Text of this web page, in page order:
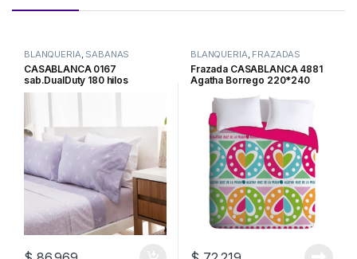
BLANQUERIA, SABANAS
CASABLANCA 0167
sab.DualDuty 180 hilos
p/colch.1.60mt.
BLANQUERIA, FRAZADAS
Frazada CASABLANCA 4881
Agatha Borrego 220*240